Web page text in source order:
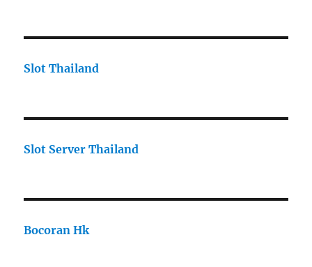
Slot Thailand
Slot Server Thailand
Bocoran Hk